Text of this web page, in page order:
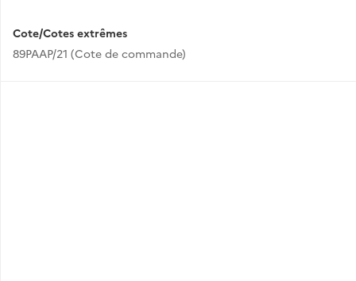
Cote/Cotes extrêmes
89PAAP/21 (Cote de commande)